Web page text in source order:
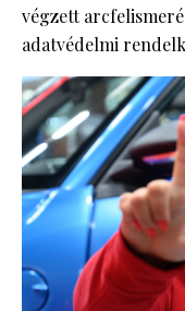
végzett
adatvédelmi